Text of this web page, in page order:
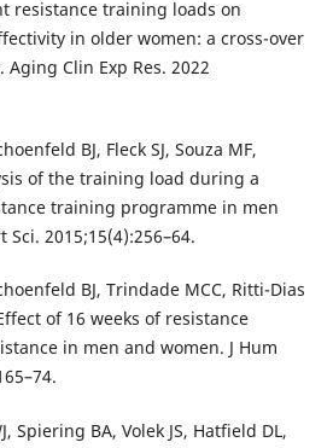
resistance training loads on
in older women: a cross-over
Clin Exp Res. 2022
BJ, Fleck SJ, Souza MF,
of the training load during a
training programme in men
Sci. 2015;15(4):256–64.
BJ, Trindade MCC, Ritti-Dias
of 16 weeks of resistance
in men and women. J Hum
Spiering BA, Volek JS, Hatfield DL,